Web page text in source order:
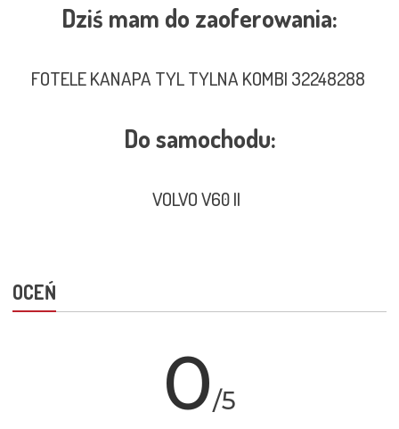
Dziś mam do zaoferowania:
FOTELE KANAPA TYL TYLNA KOMBI 32248288
Do samochodu:
VOLVO V60 II
OCEŃ
0/5